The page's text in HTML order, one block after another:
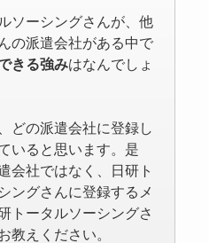
ソーシングさんが、他
の派遣会社がある中で
きる強みはなんでしょ
どの派遣会社に登録し
いると思います。是
会社ではなく、日研ト
ングさんに登録するメ
トータルソーシングさ
教えください。